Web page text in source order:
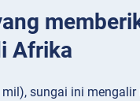
Afrika
sungai ini